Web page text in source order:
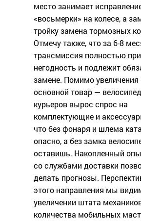
место занимает
«восьмерки» на колесе, а
тройку замена тормозных
Отмечу также, что за 6-8
трансмиссия полностью
негодность и подлежит
замене. Помимо увеличения
основной товар —
курьеров вырос спрос на
комплектующие и
что без фонаря и шлема
опасно, а без замка
оставишь. Накопленный
со службами доставки
делать прогнозы.
этого направления мы
увеличении штата
количества мобильных